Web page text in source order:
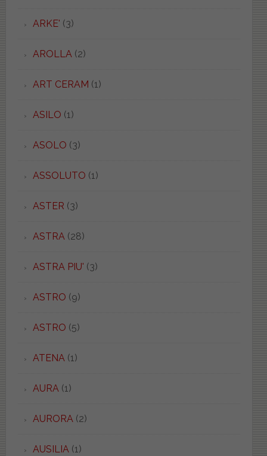
ARKE' (3)
AROLLA(2)
ART CERAM (1)
ASILO (1)
ASOLO (3)
ASSOLUTO (1)
ASTER (3)
ASTRA(28)
ASTRA PIU' (3)
ASTRO (9)
ASTRO (5)
ATENA(1)
AURA(1)
AURORA(2)
AUSILIA(1)